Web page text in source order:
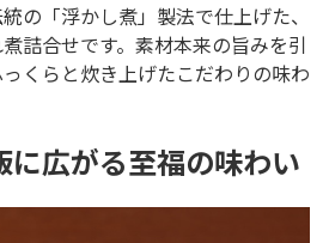
の「浮かし煮」製法で仕上げた、
詰合せです。素材本来の旨みを引
くらと炊き上げたこだわりの味わ
に広がる至福の味わい